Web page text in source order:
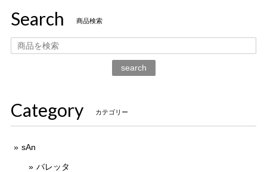
Search 商品検索
search
Category カテゴリー
sAn
バレッタ